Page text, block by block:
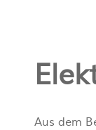
Aus dem